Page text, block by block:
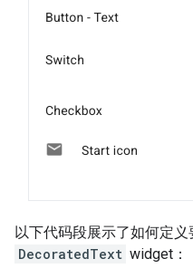
以下代码段展示了如何定
DecoratedText widget：